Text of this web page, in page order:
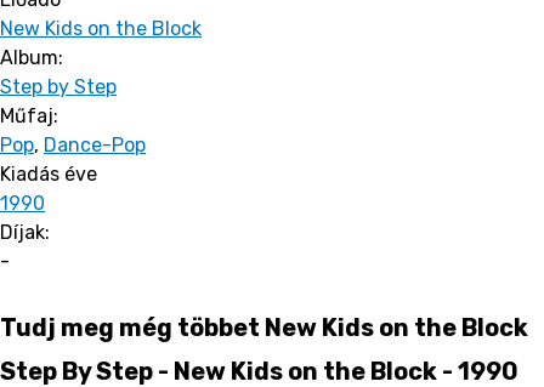
New Kids on the Block
Album:
Step by Step
Műfaj:
Pop, Dance-Pop
Kiadás éve
1990
Díjak:
-
Tudj meg még többet New Kids on the Block
Step By Step - New Kids on the Block - 1990